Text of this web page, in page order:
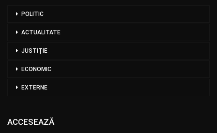
POLITIC
ACTUALITATE
JUSTIȚIE
ECONOMIC
EXTERNE
ACCESEAZĂ